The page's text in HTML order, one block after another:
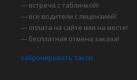
— встреча с табличкой!
— все водители с лицензией!
— оплата на сайте или на месте!
— бесплатная отмена заказа!
забронировать такси